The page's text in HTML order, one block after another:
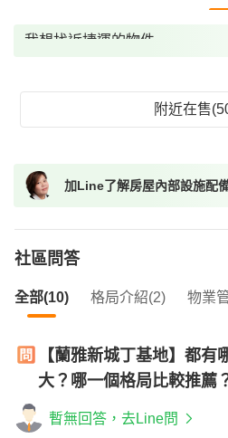
我想找近捷運的物件
我想找配備瓦斯爐的物件
我想找具垃圾處理的物件
我想找近捷運的物件
附近在售
加Line了解房屋內部設施配
社區問答
全部(10) 格局介紹(2) 物業
【蘭雅新城丁基地】都有
大？哪一個格局比較推薦
暫無回答，去Line問